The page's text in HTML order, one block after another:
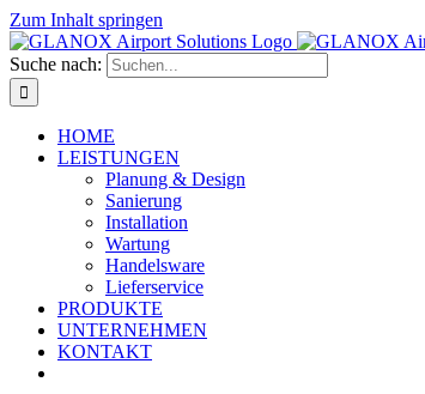
Zum Inhalt springen
Suche nach:
HOME
LEISTUNGEN
Planung & Design
Sanierung
Installation
Wartung
Handelsware
Lieferservice
PRODUKTE
UNTERNEHMEN
KONTAKT